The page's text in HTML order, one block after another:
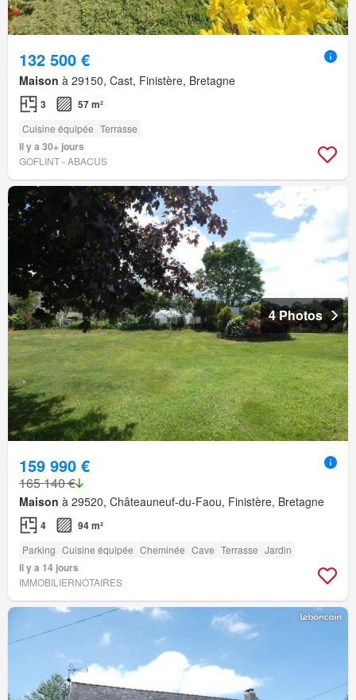
132 500 €
Maison à 29150, Cast, Finistère, Bretagne
3 57 m²
Cuisine équipée Terrasse
Il y a 30+ jours
GOFLINT - ABACUS
4 Photos
159 990 €
165 140 €
Maison à 29520, Châteauneuf-du-Faou, Finistère, Bretagne
4 94 m²
Parking Cuisine équipée Cheminée Cave Terrasse Jardin
Il y a 14 jours
IMMOBILIERNOTAIRES